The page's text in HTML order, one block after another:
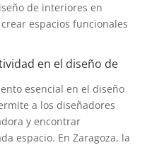
de interiores en
espacios funcionales
en el diseño de
esencial en el diseño
a los diseñadores
y encontrar
espacio. En Zaragoza, la